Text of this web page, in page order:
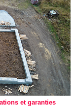
et garanties